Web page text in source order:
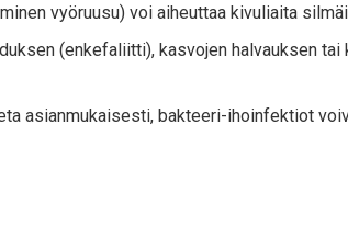
vyöruusu) voi aiheuttaa kivuliaita
(enkefaliitti), kasvojen halvauksen
asianmukaisesti, bakteeri-ihoinfektiot